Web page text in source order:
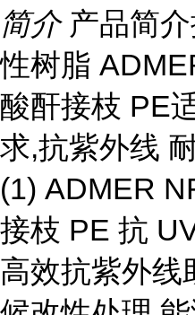
简介 产品简
性树脂
酸酐接枝 PE
求,抗紫外线
(1) ADMER
接枝 PE 抗
高效抗紫外线